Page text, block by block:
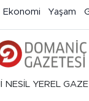
Ekonomi Yaşam
NESİL YEREL